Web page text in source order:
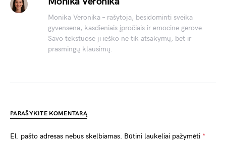
Monika Veronika – rašytoja, besidominti sveika
gyvensena, kasdieniais įpročiais ir emocine gerove.
Savo tekstuose ji ieško ne tik atsakymų, bet ir
prasmingų klausimų.
PARAŠYKITE KOMENTARĄ
El. pašto adresas nebus skelbiamas. Būtini laukeliai pažymėti *